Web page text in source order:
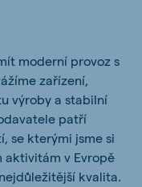
moderní provoz s
zařízení,
výroby a stabilní
patří
se kterými jsme si
aktivitám v Evropě
kvalita.